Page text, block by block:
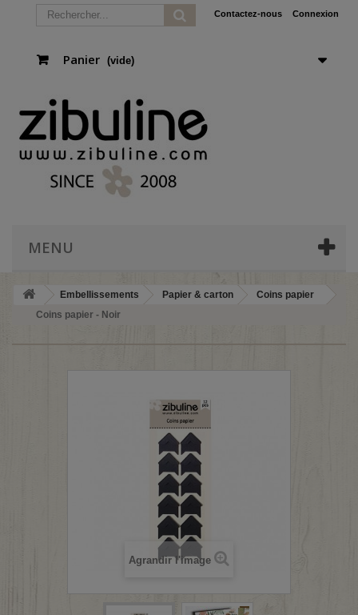
Connexion
Contactez-nous
Panier (vide)
MENU
Embellissements Papier & carton
Coins papier
Coins papier - Noir
Agrandir l'image